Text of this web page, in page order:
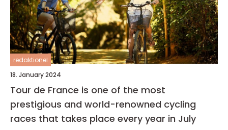
redaktionel
18. January 2024
Tour de France is one of the most
prestigious and world-renowned cycling
races that takes place every year in July